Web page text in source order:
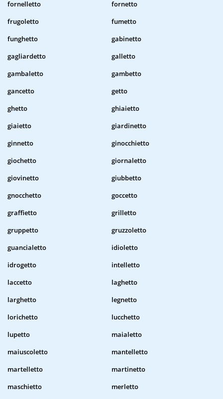
fornelletto
fornetto
frugoletto
fumetto
funghetto
gabinetto
gagliardetto
galletto
gambaletto
gambetto
gancetto
getto
ghetto
ghiaietto
giaietto
giardinetto
ginnetto
ginocchietto
giochetto
giornaletto
giovinetto
giubbetto
gnocchetto
goccetto
graffietto
grilletto
gruppetto
gruzzoletto
guancialetto
idioletto
idrogetto
intelletto
laccetto
laghetto
larghetto
legnetto
lorichetto
lucchetto
lupetto
maialetto
maiuscoletto
mantelletto
martelletto
martinetto
maschietto
merletto